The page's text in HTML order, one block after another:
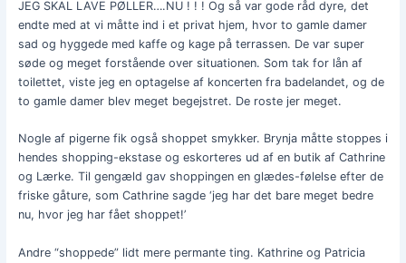
JEG SKAL LAVE PØLLER….NU ! ! ! Og så var gode råd dyre, det
endte med at vi måtte ind i et privat hjem, hvor to gamle damer
sad og hyggede med kaffe og kage på terrassen. De var super
søde og meget forstående over situationen. Som tak for lån af
toilettet, viste jeg en optagelse af koncerten fra badelandet, og de
to gamle damer blev meget begejstret. De roste jer meget.
Nogle af pigerne fik også shoppet smykker. Brynja måtte stoppes i
hendes shopping-ekstase og eskorteres ud af en butik af Cathrine
og Lærke. Til gengæld gav shoppingen en glædes-følelse efter de
friske gåture, som Cathrine sagde ‘jeg har det bare meget bedre
nu, hvor jeg har fået shoppet!’
Andre “shoppede” lidt mere permante ting. Kathrine og Patricia